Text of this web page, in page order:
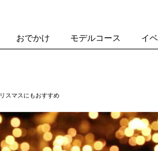
おでかけ モデルコース イ
スマスにもおすすめ